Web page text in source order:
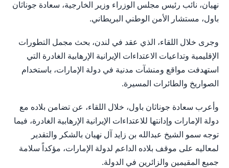
نهيان، نائب رئيس مجلس الوزراء وزير الخارجية، سعادة جوناثان
باول، مستشار الأمن الوطني البريطاني.
وجرى خلال اللقاء، الذي عقد في لندن، بحث مجمل التطورات
الإقليمية وتداعيات الاعتداءات الإيرانية الإرهابية الغادرة التي
استهدفت مواقع ومنشآت مدنية في دولة الإمارات، باستخدام
الصواريخ والطائرات المسيرة.
وأعرب سعادة جوناثان باول، خلال اللقاء، عن تضامن بلاده مع
دولة الإمارات وإدانتها للاعتداءات الإيرانية الإرهابية الغادرة، فيما
توجه سمو الشيخ عبدالله بن زايد آل نهيان بالشكر والتقدير
لمعاليه على موقف بلاده الداعم لدولة الإمارات، مؤكداً سلامة
جميع المقيمين والزائرين في الدولة.